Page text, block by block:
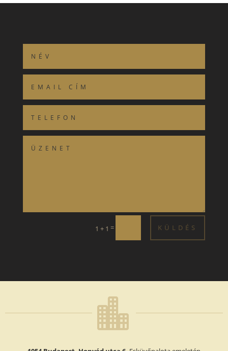
1 + 1 = KÜLDÉS
